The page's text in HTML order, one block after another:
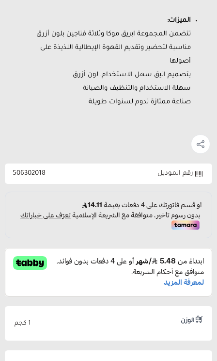
الميزات:
تتضمن المجموعة ابريق موكا وثلاثة فناجين بلون أزرق
مناسبة لتحضير وتقديم القهوة الإيطالية اللذيذة على
أصولها
بتصميم انيق سهل الاستخدام, لون أزرق
سهلة الاستخدام والتنظيف والصيانة
صناعة ممتازة تدوم لسنوات طويلة
رقم الموديل 506302018
الوزن 1 كجم